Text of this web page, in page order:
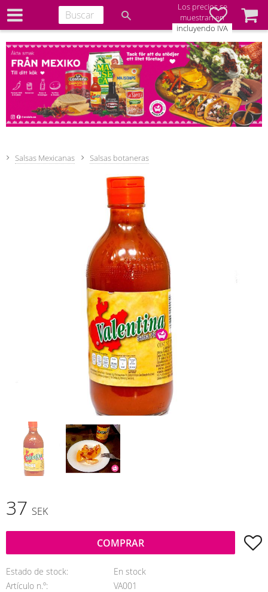
Los precios se
muestran en
incluyendo IVA
Favoritos
Cesta
Salsas Mexicanas Salsas botaneras
37 SEK
COMPRAR
Estado de stock
En stock
Artículo n.º
VA001